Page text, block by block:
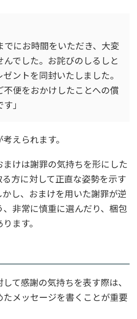
でにお時間をいただき、大変
んでした。お詫びのしるしと
ントを同封いたしました。
不便をおかけしたことへの償
」
えられます。
まけは謝罪の気持ちを形にした
方に対して正直な姿勢を示す
し、おまけを用いた謝罪が逆
非常に慎重に選んだり、梱包
ます。
て感謝の気持ちを表す際は、
メッセージを書くことが重要